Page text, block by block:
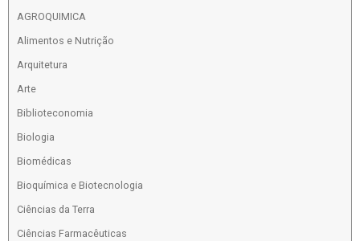
AGROQUIMICA
Alimentos e Nutrição
Arquitetura
Arte
Biblioteconomia
Biologia
Biomédicas
Bioquímica e Biotecnologia
Ciências da Terra
Ciências Farmacêuticas